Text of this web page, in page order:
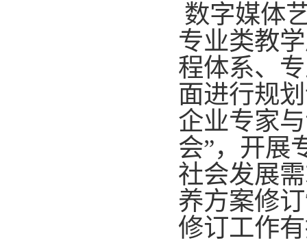
数字媒体
专业类教
程体系、
面进行规
企业专家
会”，开展
社会发展
养方案修
修订工作